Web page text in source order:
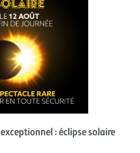
: éclipse solaire